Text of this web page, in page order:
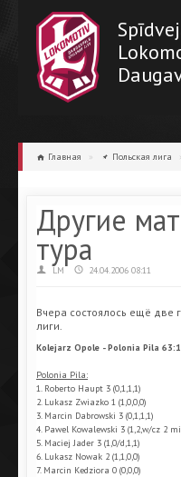
Главная » Польская лига
Другие
тура
LM 24.04.2006 08:11
Вчера состоялось ещё две
лиги.
Kolejarz Opole - Polonia Pila
Polonia Pila:
1. Roberto Haupt 3 (0,1,1,1)
2. Lukasz Zwiazko 1 (1,0,0,0)
3. Marcin Dabrowski 3 (0,1,1,1)
4. Pawel Kowalewski 3 (1,2,w/cz 2
5. Maciej Jader 3 (1,0/d,1,1)
6. Lukasz Nowak 2 (1,1,0,0)
7. Marcin Kedziora 0 (0,0,0)